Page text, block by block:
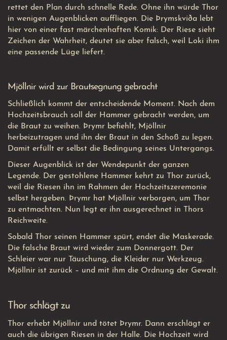
rettet den Plan durch schnelle Rede. Ohne ihn würde Thor
in wenigen Augenblicken auffliegen. Die Þrymskviða lebt
hier von einer fast märchenhaften Komik: Der Riese sieht
Zeichen der Wahrheit, deutet sie aber falsch, weil Loki ihm
eine passende Lüge liefert.
Mjöllnir wird zur Brautsegnung gebracht
Schließlich kommt der entscheidende Moment. Nach dem
Hochzeitsbrauch soll der Hammer gebracht werden, um
die Braut zu weihen. Þrymr befiehlt, Mjöllnir
herbeizutragen und ihn der Braut in den Schoß zu legen.
Damit erfüllt er selbst die Bedingung seines Untergangs.
Dieser Augenblick ist der Wendepunkt der ganzen
Legende. Der gestohlene Hammer kehrt zu Thor zurück,
weil die Riesen ihn im Rahmen der Hochzeitszeremonie
selbst hergeben. Þrymr hat Mjöllnir verborgen, um Thor
zu entmachten. Nun legt er ihn ausgerechnet in Thors
Reichweite.
Sobald Thor seinen Hammer spürt, endet die Maskerade.
Die falsche Braut wird wieder zum Donnergott. Der
Schleier war nur Täuschung, die Kleider nur Werkzeug.
Mjöllnir ist zurück – und mit ihm die Ordnung der Gewalt.
Thor schlägt zu
Thor erhebt Mjöllnir und tötet Þrymr. Dann erschlägt er
auch die übrigen Riesen in der Halle. Die Hochzeit wird